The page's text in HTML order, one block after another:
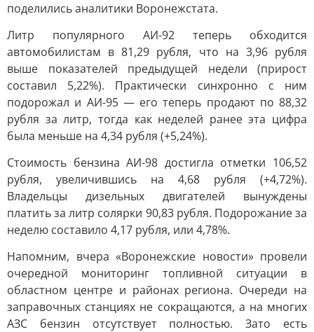
поделились аналитики Воронежстата.
Литр популярного АИ-92 теперь обходится
автомобилистам в 81,29 рубля, что на 3,96 рубля
выше показателей предыдущей недели (прирост
составил 5,22%). Практически синхронно с ним
подорожал и АИ-95 — его теперь продают по 88,32
рубля за литр, тогда как неделей ранее эта цифра
была меньше на 4,34 рубля (+5,24%).
Стоимость бензина АИ-98 достигла отметки 106,52
рубля, увеличившись на 4,68 рубля (+4,72%).
Владельцы дизельных двигателей вынуждены
платить за литр солярки 90,83 рубля. Подорожание за
неделю составило 4,17 рубля, или 4,78%.
Напомним, вчера «Воронежские новости» провели
очередной мониторинг топливной ситуации в
областном центре и районах региона. Очереди на
заправочных станциях не сокращаются, а на многих
АЗС бензин отсутствует полностью. Зато есть